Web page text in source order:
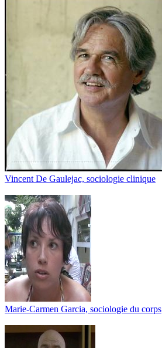
Vincent De Gaulejac, sociologie clinique
Marie-Carmen Garcia, sociologie du corps